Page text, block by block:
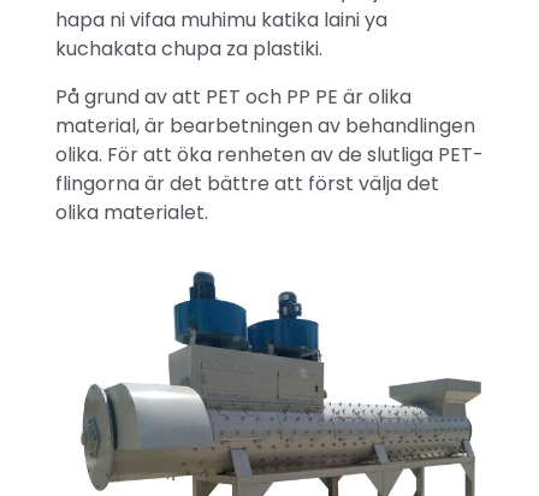
hapa ni vifaa muhimu katika laini ya
kuchakata chupa za plastiki.
På grund av att PET och PP PE är olika
material, är bearbetningen av behandlingen
olika. För att öka renheten av de slutliga PET-
flingorna är det bättre att först välja det
olika materialet.